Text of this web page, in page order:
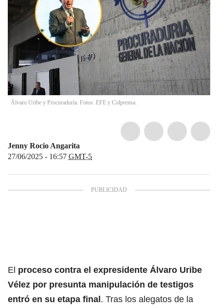
Álvaro Uribe y Procuraduría. Fotos: EFE y Colprensa.
Jenny Rocio Angarita
27/06/2025 - 16:57 GMT-5
El proceso contra el expresidente Álvaro Uribe
Vélez por presunta manipulación de testigos
entró en su etapa final. Tras los alegatos de la